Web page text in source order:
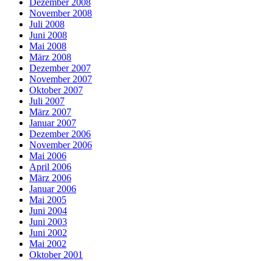
Dezember 2008
November 2008
Juli 2008
Juni 2008
Mai 2008
März 2008
Dezember 2007
November 2007
Oktober 2007
Juli 2007
März 2007
Januar 2007
Dezember 2006
November 2006
Mai 2006
April 2006
März 2006
Januar 2006
Mai 2005
Juni 2004
Juni 2003
Juni 2002
Mai 2002
Oktober 2001